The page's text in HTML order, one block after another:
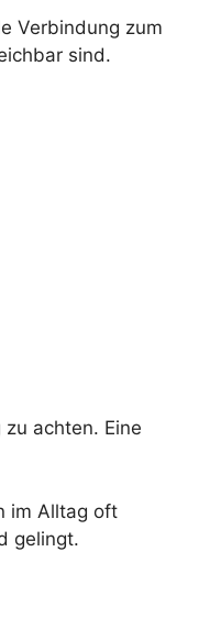
Verbindung zum
sind.
achten. Eine
im Alltag oft
gelingt.